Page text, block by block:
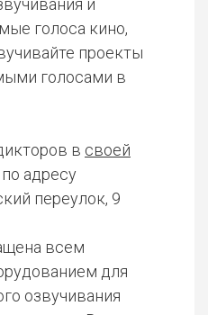
и
голоса кино,
проекты
голосами в
в своей
по адресу
переулок, 9
всем
для
озвучивания